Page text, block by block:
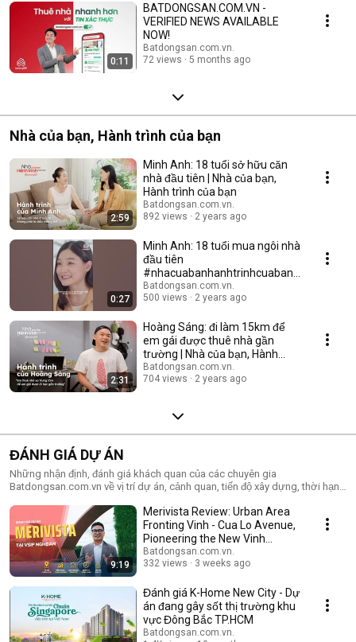
0:11
BATDONGSAN.COM.VN -
VERIFIED NEWS AVAILABLE
NOW!
Batdongsan.com.vn.
72 views
5 months ago
Nhà của bạn, Hành trình của bạn
2:59
Minh Anh: 18 tuổi sở hữu căn
nhà đầu tiên | Nhà của bạn,
Hành trình của bạn
Batdongsan.com.vn.
892 views
2 years ago
0:27
Minh Anh: 18 tuổi mua ngôi nhà
đầu tiên
#nhacuabanhanhtrinhcuaban
#danloitimnha
Batdongsan.com.vn.
500 views
2 years ago
2:31
Hoàng Sáng: đi làm 15km để
em gái được thuê nhà gần
trường | Nhà của bạn, Hành
trình của bạn
Batdongsan.com.vn.
704 views
2 years ago
ĐÁNH GIÁ DỰ ÁN
Những nhận định, đánh giá khách quan của các chuyên gia
Batdongsan.com.vn về vị trí dự án, cảnh quan, tiến độ xây dựng, thời hạn
của cư dân (nếu dự án đã hoàn thành), giá cả và so sánh giá cả với các
dự án bất động sản khách cùng khu vực.
9:19
Merivista Review: Urban Area
Fronting Vinh - Cua Lo Avenue,
Pioneering the New Vinh
Station TOD
Batdongsan.com.vn.
332 views
3 weeks ago
Đánh giá K-Home New City - Dự
án đang gây sốt thị trường khu
vực Đông Bắc TP.HCM
Batdongsan.com.vn.